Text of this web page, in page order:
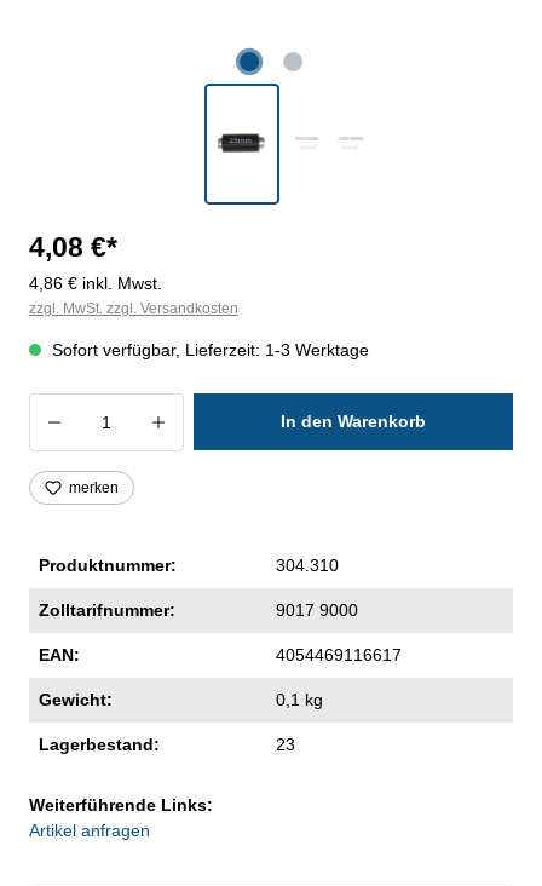
4,08 €*
4,86 € inkl. Mwst.
zzgl. MwSt. zzgl. Versandkosten
Sofort verfügbar, Lieferzeit: 1-3 Werktage
Produkt Anzahl: Gib den gewünschten
In den Warenkorb
merken
Produktnummer: 304.310
Zolltarifnummer: 9017 9000
EAN: 4054469116617
Gewicht: 0,1 kg
Lagerbestand: 23
Weiterführende Links:
Artikel anfragen